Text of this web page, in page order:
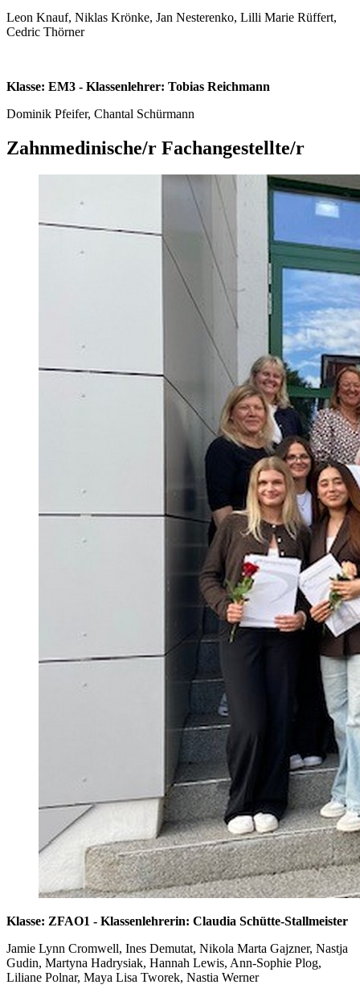
Leon Knauf, Niklas Krönke, Jan Nesterenko, Lilli Marie Rüffert,
Cedric Thörner
Klasse: EM3 - Klassenlehrer: Tobias Reichmann
Dominik Pfeifer, Chantal Schürmann
Zahnmedinische/r Fachangestellte/r
Klasse: ZFAO1 - Klassenlehrerin: Claudia Schütte-Stallmeister
Jamie Lynn Cromwell, Ines Demutat, Nikola Marta Gajzner, Nastja
Gudin, Martyna Hadrysiak, Hannah Lewis, Ann-Sophie Plog,
Liliane Polnar, Maya Lisa Tworek, Nastia Werner